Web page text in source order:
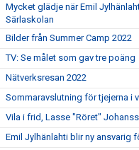
Mycket glädje när Emil
Särlaskolan
Bilder från Summer Camp 2022
TV: Se målet som gav tre poäng
Nätverksresan 2022
Sommaravslutning för tjejerna i
Vila i frid, Lasse "Röret"
Emil Jylhänlahti blir ny